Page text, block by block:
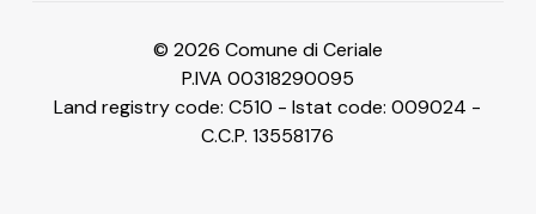
© 2026 Comune di Ceriale
P.IVA 00318290095
Land registry code: C510 - Istat code: 009024 -
C.C.P. 13558176